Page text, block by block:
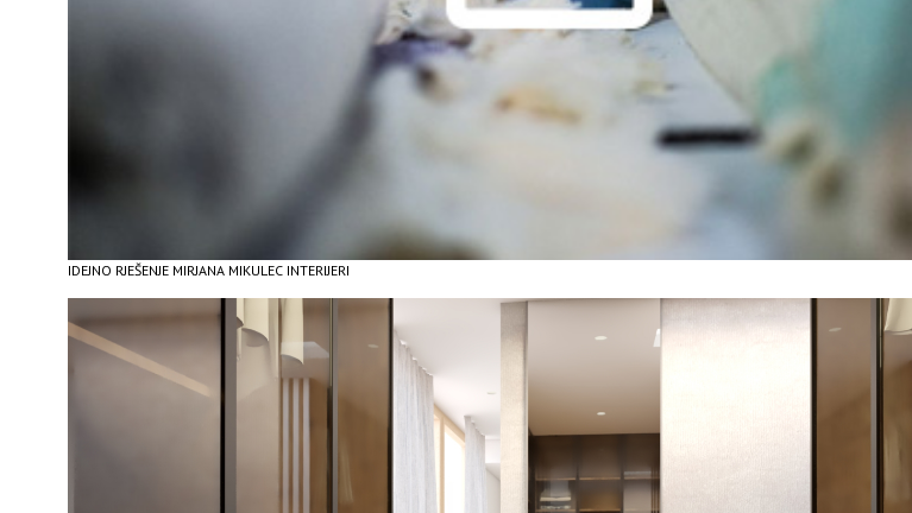
IDEJNO RJEŠENJE MIRJANA MIKULEC INTERIJERI